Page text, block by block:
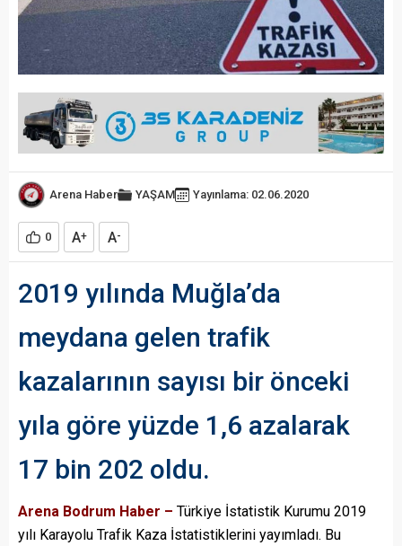
Arena Haber YAŞAM Yayınlama: 02.06.2020
0 A+ A-
2019 yılında Muğla’da
meydana gelen trafik
kazalarının sayısı bir önceki
yıla göre yüzde 1,6 azalarak
17 bin 202 oldu.
Arena Bodrum Haber – Türkiye İstatistik Kurumu 2019
yılı Karayolu Trafik Kaza İstatistiklerini yayımladı. Bu